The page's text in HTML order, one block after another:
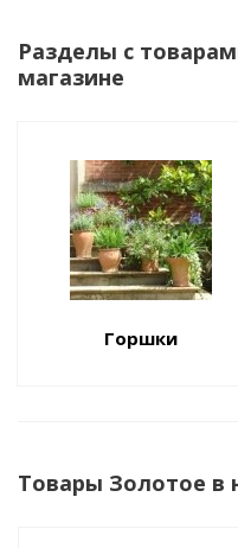
Разделы с
магазине
Горшки
Товары Золотое в